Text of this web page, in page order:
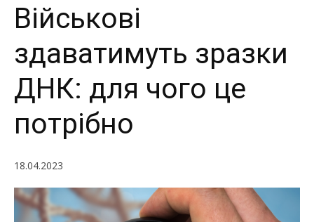
Військові
здаватимуть зразки
ДНК: для чого це
потрібно
18.04.2023